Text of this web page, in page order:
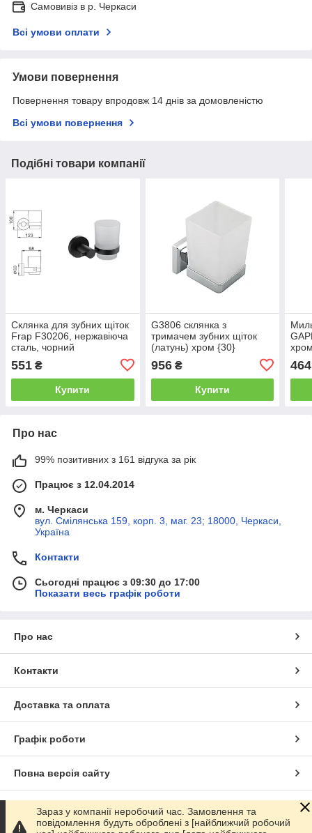
Самовивіз в р. Черкаси
Всі умови оплати
Умови повернення
Повернення товару впродовж 14 днів за домовленістю
Всі умови повернення
Подібні товари компанії
Склянка для зубних щіток
Frap F30206, нержавіюча
сталь, чорний
551 ₴
Купити
G3806 склянка з
тримачем зубних щіток
(латунь) хром {30}
956₴
Купити
464
Про нас
99% позитивних з 161 відгука за рік
Працює з 12.04.2014
м. Черкаси
вул. Смілянська 159, корп. 3, маг. 23; 18000, Черкаси,
Україна
Контакти
Сьогодні працює з 09:30 до 17:00
Показати весь графік роботи
Про нас
Контакти
Доставка та оплата
Графік роботи
Повна версія сайту
Сайт створено на маркетплейсі Prom.ua
Зараз у компанії неробочий час. Замовлення та
повідомлення будуть оброблені з [найближчий робочий